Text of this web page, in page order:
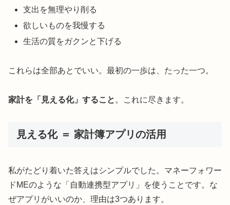
支出を無理やり削る
欲しいものを我慢する
生活の質をガクンと下げる
これらは全部あとでいい。最初の一歩は、たった一つ。
家計を「見える化」すること 。これに尽きます。
見える化 ＝ 家計簿アプリの活用
私がたどり着いた答えはシンプルでした。マネーフォワー
ドMEのような「自動連携型アプリ」を使うことです。な
ぜアプリがいいのか、理由は3つあります。